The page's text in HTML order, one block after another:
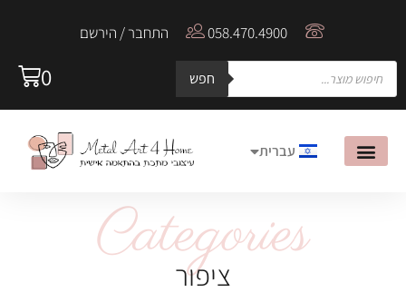
058.470.4900 התחבר / הירשם
חפש 0
עברית
English
Categories
ציפור